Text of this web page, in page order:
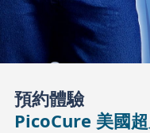
預約體驗
PicoCure 美國